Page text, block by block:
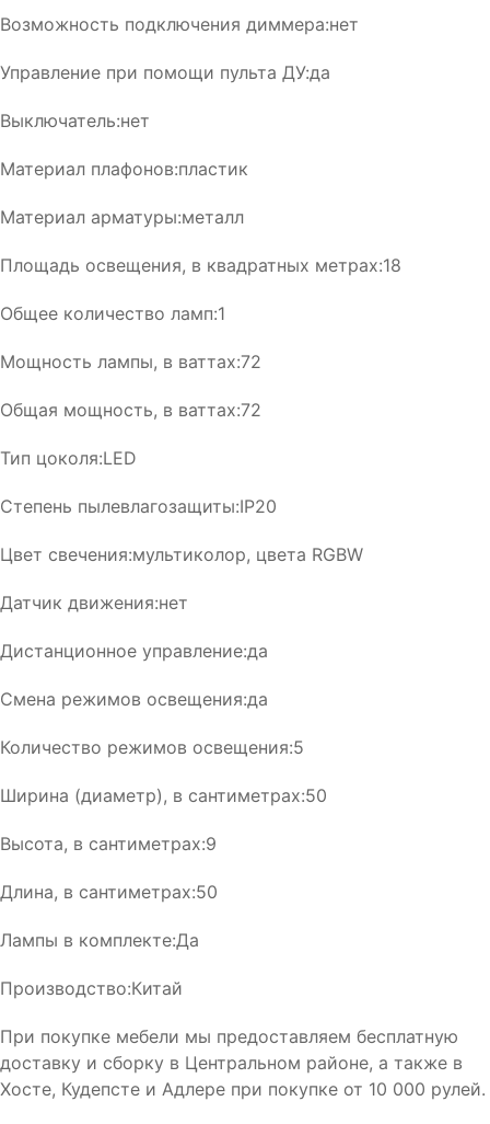
Возможность подключения диммера:нет
Управление при помощи пульта ДУ:да
Выключатель:нет
Материал плафонов:пластик
Материал арматуры:металл
Площадь освещения, в квадратных метрах:18
Общее количество ламп:1
Мощность лампы, в ваттах:72
Общая мощность, в ваттах:72
Тип цоколя:LED
Степень пылевлагозащиты:IP20
Цвет свечения:мультиколор, цвета RGBW
Датчик движения:нет
Дистанционное управление:да
Смена режимов освещения:да
Количество режимов освещения:5
Ширина (диаметр), в сантиметрах:50
Высота, в сантиметрах:9
Длина, в сантиметрах:50
Лампы в комплекте:Да
Производство:Китай
При покупке мебели мы предоставляем бесплатную
доставку и сборку в Центральном районе, а также в
Хосте, Кудепсте и Адлере при покупке от 10 000 рулей.